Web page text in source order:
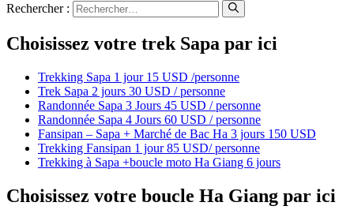
Rechercher :
Choisissez votre trek Sapa par ici
Trekking Sapa 1 jour 15 USD /personne
Trek Sapa 2 jours 30 USD / personne
Randonnée Sapa 3 Jours 45 USD / personne
Randonnée Sapa 4 Jours 60 USD / personne
Fansipan – Sapa + Marché de Bac Ha 3 jours 150 USD
Trekking Fansipan 1 jour 85 USD/ personne
Trekking à Sapa +boucle moto Ha Giang 6 jours
Choisissez votre boucle Ha Giang par ici